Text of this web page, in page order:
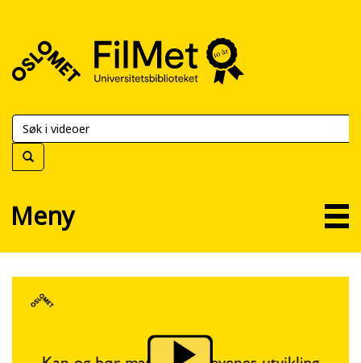
FilMet
Universitetsbiblioteket
Meny